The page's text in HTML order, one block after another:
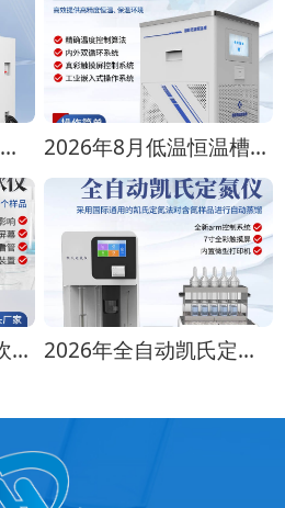
2026年莱恩德全自动蒸馏仪全型号对比选购指南 2026年8月低温恒温槽选购攻略 全生命周期成本对比
2026年8月全自动氮吹仪选购指南：各行业适配方案推荐 2026年全自动凯氏定氮仪选购指南 实验室选型全攻略